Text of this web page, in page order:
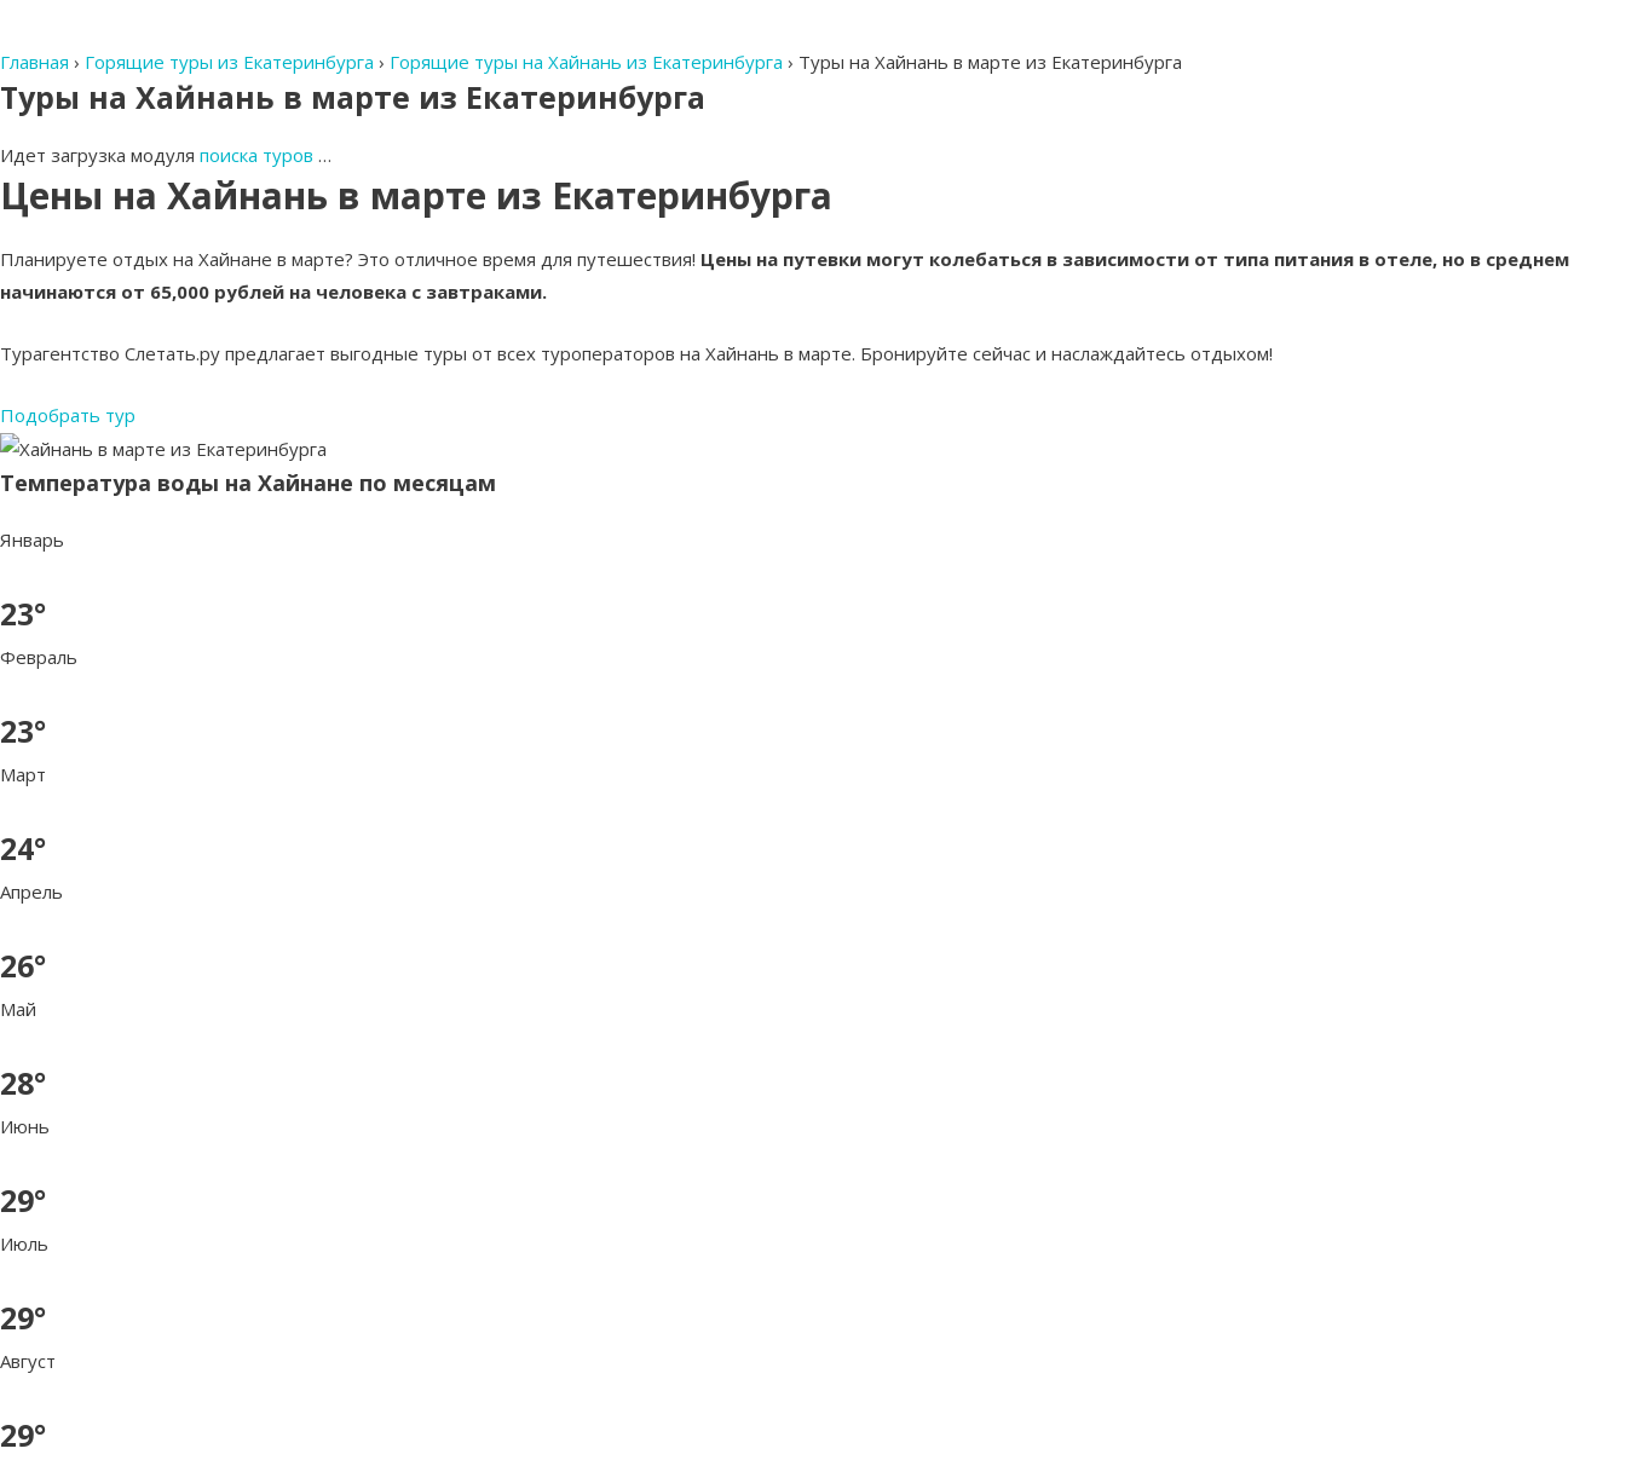
Главная › Горящие туры из Екатеринбурга › Горящие туры на Хайнань из Екатеринбурга › Туры на Хайнань в марте из Екатеринбурга
Туры на Хайнань в марте из Екатеринбурга
Идет загрузка модуля поиска туров …
Цены на Хайнань в марте из Екатеринбурга
Планируете отдых на Хайнане в марте? Это отличное время для путешествия! Цены на путевки могут колебаться в зависимости от типа питания в отеле, но в среднем
начинаются от 65,000 рублей на человека с завтраками.
Турагентство Слетать.ру предлагает выгодные туры от всех туроператоров на Хайнань в марте. Бронируйте сейчас и наслаждайтесь отдыхом!
Подобрать тур
Температура воды на Хайнане по месяцам
Январь
23°
Февраль
23°
Март
24°
Апрель
26°
Май
28°
Июнь
29°
Июль
29°
Август
29°